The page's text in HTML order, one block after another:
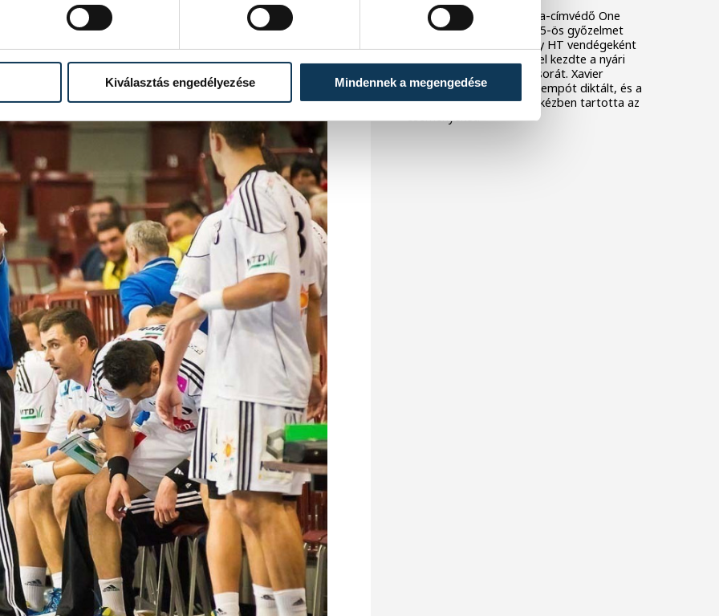
Kiválasztás engedélyezése Mindennek a megengedése
A bajnoki és Magyar Kupa-címvédő One
Veszprém fölényes, 44–25-ös győzelmet
aratott az ETO University HT vendégeként
csütörtökön, ezzel sikerrel kezdte a nyári
felkészülési mérkőzések sorát. Xavier
Pascual együttese nagy tempót diktált, és a
találkozó nagy részében kézben tartotta az
eseményeket.